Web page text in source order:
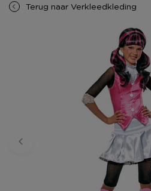
Terug naar Verkleedkleding